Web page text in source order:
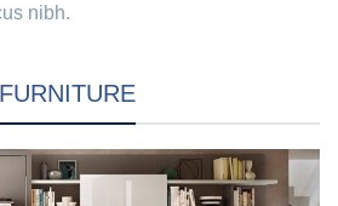
nibh.
FURNITURE